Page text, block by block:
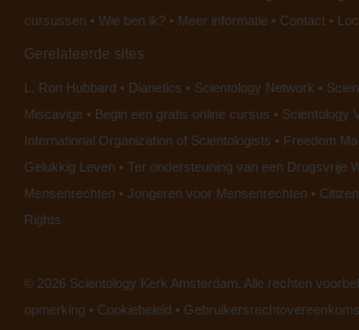
cursussen
Wie ben ik? Meer informatie Contact
Gerelateerde sites
L. Ron Hubbard Dianetics Scientology Network
Miscavige
Begin een gratis online cursus
Scientology
International Organization of Scientologists
Freedom
Gelukkig Leven
Ter ondersteuning van een Drugsvrije
Mensenrechten
Jongeren voor Mensenrechten
Rights
© 2026 Scientology Kerk Amsterdam. Alle rechten
opmerking • Cookiebeleid •